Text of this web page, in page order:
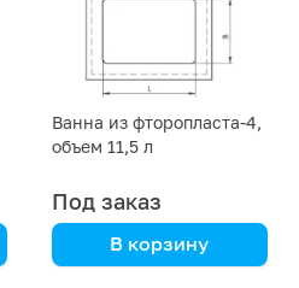
Ванна из фторопласта-4,
объем 11,5 л
Под заказ
В корзину